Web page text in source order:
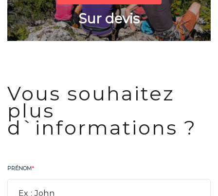
Sur devis
Vous souhaitez
plus
d`informations ?
PRÉNOM*